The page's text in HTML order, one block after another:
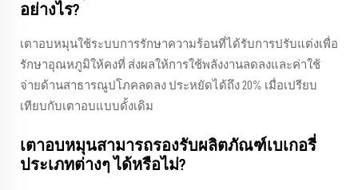
อย่างไร?
เตาอบหมุนใช้ระบบการรักษาความร้อนที่ได้รับการปรับแต่งเพื่อ
รักษาอุณหภูมิให้คงที่ ส่งผลให้การใช้พลังงานลดลงและค่าใช้
จ่ายด้านสาธารณูปโภคลดลง ประหยัดได้ถึง 20% เมื่อเปรียบ
เทียบกับเตาอบแบบดั้งเดิม
เตาอบหมุนสามารถรองรับผลิตภัณฑ์เบเกอรี่
ประเภทต่างๆ ได้หรือไม่?